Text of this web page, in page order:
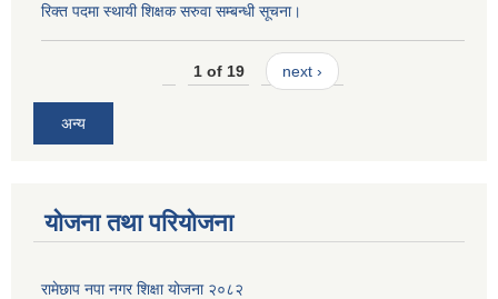
रिक्त पदमा स्थायी शिक्षक सरुवा सम्बन्धी सूचना।
1 of 19 next ›
अन्य
योजना तथा परियोजना
रामेछाप नपा नगर शिक्षा योजना २०८२